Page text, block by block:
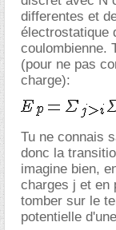
differentes et
électrostatique
coulombienne.
(pour ne pas
charge):
Tu ne connais
donc la
imagine bien,
charges j et en
tomber sur le
potentielle